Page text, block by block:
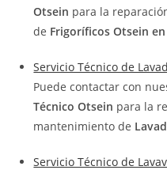
Otsein para la
de Frigoríficos Otsein en
Servicio Técnico de
Puede contactar con
Técnico Otsein para la
mantenimiento de
Servicio Técnico de